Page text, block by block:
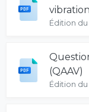
Édition du
(QAAV)
Édition du